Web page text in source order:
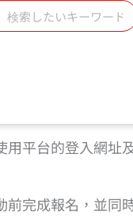
平台的登入網址
完成報名，並同